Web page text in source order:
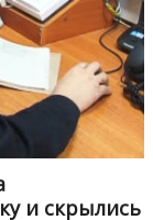
и скрылись